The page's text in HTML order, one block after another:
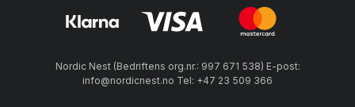
Nordic Nest (Bedriftens org.nr.: 997 671 538) E-post:
info@nordicnest.no Tel: +47 23 509 366